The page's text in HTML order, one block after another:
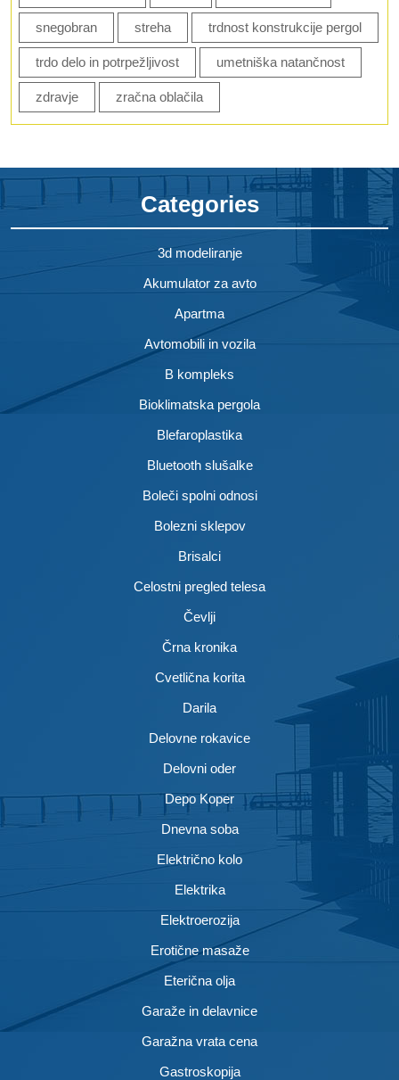
snegobran streha trdnost konstrukcije pergol
trdo delo in potrpežljivost umetniška natančnost
zdravje zračna oblačila
Categories
3d modeliranje
Akumulator za avto
Apartma
Avtomobili in vozila
B kompleks
Bioklimatska pergola
Blefaroplastika
Bluetooth slušalke
Boleči spolni odnosi
Bolezni sklepov
Brisalci
Celostni pregled telesa
Čevlji
Črna kronika
Cvetlična korita
Darila
Delovne rokavice
Delovni oder
Depo Koper
Dnevna soba
Električno kolo
Elektrika
Elektroerozija
Erotične masaže
Eterična olja
Garaže in delavnice
Garažna vrata cena
Gastroskopija